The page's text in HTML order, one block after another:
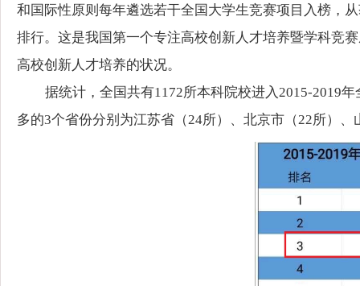
和国际性原则每年遴选若干全国大学生竞赛项目入榜，
排行。这是我国第一个专注高校创新人才培养暨学科竞
高校创新人才培养的状况。
据统计，全国共有1172所本科院校进入2015-2019
多的3个省份分别为江苏省（24所）、北京市（22所）、